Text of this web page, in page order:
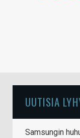
UUTISIA
Samsungin